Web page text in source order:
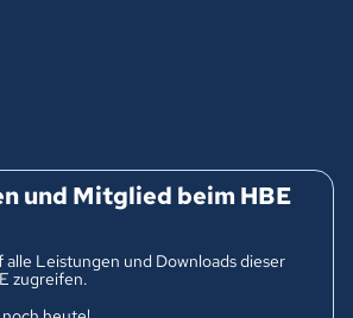
und Mitglied beim HBE
alle Leistungen und Downloads dieser
zugreifen.